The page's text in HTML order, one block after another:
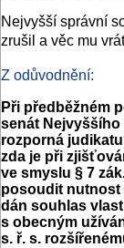
Nejvyšší správní
zrušil a věc mu
Z odůvodnění:
Při předběžném
senát
rozporná
zda je při
ve smyslu § 7
posoudit nutnost
dán souhlas
s obecným
s. ř. s.